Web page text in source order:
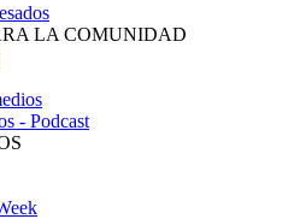
LA COMUNIDAD
- Podcast